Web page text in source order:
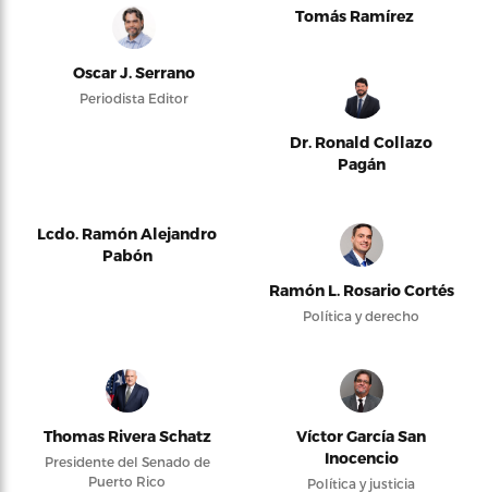
Oscar J. Serrano
Periodista Editor
Tomás Ramírez
Dr. Ronald Collazo
Pagán
Lcdo. Ramón Alejandro
Pabón
Ramón L. Rosario Cortés
Política y derecho
Thomas Rivera Schatz
Presidente del Senado de
Puerto Rico
Víctor García San
Inocencio
Política y justicia